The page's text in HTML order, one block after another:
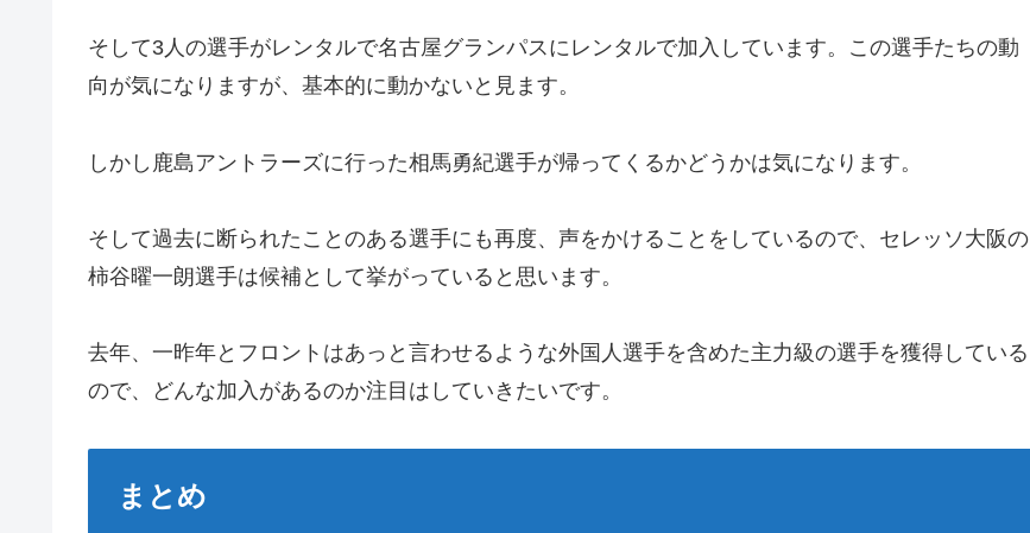
そして3人の選手がレンタルで名古屋グランパスにレンタルで加入しています。この選手たちの動
向が気になりますが、基本的に動かないと見ます。
しかし鹿島アントラーズに行った相馬勇紀選手が帰ってくるかどうかは気になります。
そして過去に断られたことのある選手にも再度、声をかけることをしているので、セレッソ大阪の
柿谷曜一朗選手は候補として挙がっていると思います。
去年、一昨年とフロントはあっと言わせるような外国人選手を含めた主力級の選手を獲得している
ので、どんな加入があるのか注目はしていきたいです。
まとめ